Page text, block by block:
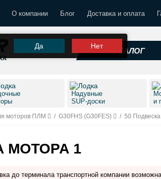
О компании Блог Доставка и оплата
КАТАЛОГ
Да Нет
Надувные
SUP-доски
и
моторов ПЛМ / G30FHS (G30FES) / 50
МОТОРА 1
до терминала транспортной компании